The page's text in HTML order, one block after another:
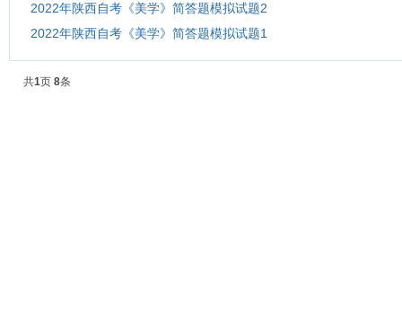
2022年陕西自考《美学》简答题模拟试题2
2022年陕西自考《美学》简答题模拟试题1
共1页 8条